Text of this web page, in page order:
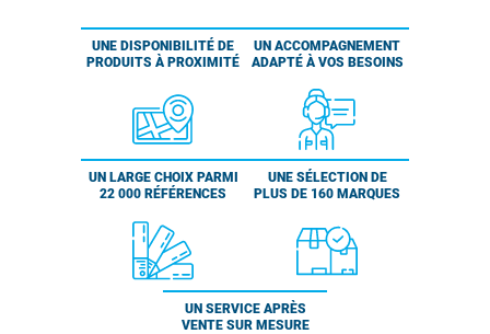
UNE DISPONIBILITÉ DE
PRODUITS À PROXIMITÉ
UN ACCOMPAGNEMENT
ADAPTÉ À VOS BESOINS
UN LARGE CHOIX PARMI
22 000 RÉFÉRENCES
UNE SÉLECTION DE
PLUS DE 160 MARQUES
UN SERVICE APRÈS
VENTE SUR MESURE